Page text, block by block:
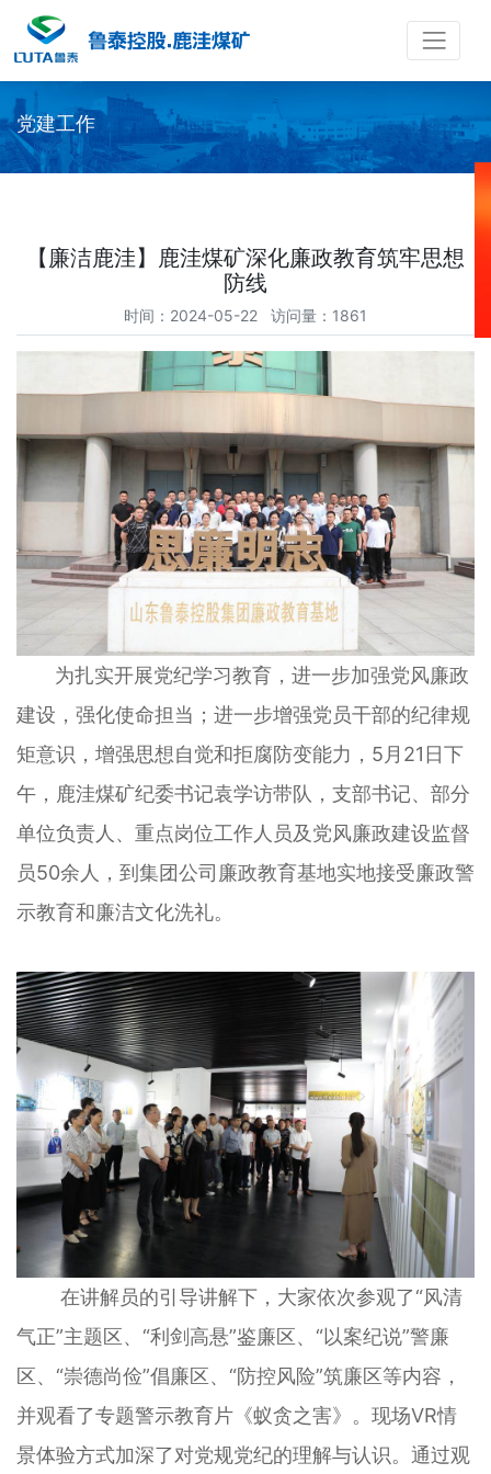
党建工作
【廉洁鹿洼】鹿洼煤矿深化廉政教育筑牢思想
防线
时间：2024-05-22 访问量：1861
为扎实开展党纪学习教育，进一步加强党风廉政
建设，强化使命担当；进一步增强党员干部的纪律规
矩意识，增强思想自觉和拒腐防变能力，5月21日下
午，鹿洼煤矿纪委书记袁学访带队，支部书记、部分
单位负责人、重点岗位工作人员及党风廉政建设监督
员50余人，到集团公司廉政教育基地实地接受廉政警
示教育和廉洁文化洗礼。
在讲解员的引导讲解下，大家依次参观了“风清
气正”主题区、“利剑高悬”鉴廉区、“以案纪说”警廉
区、“崇德尚俭”倡廉区、“防控风险”筑廉区等内容，
并观看了专题警示教育片《蚁贪之害》。现场VR情
景体验方式加深了对党规党纪的理解与认识。通过观